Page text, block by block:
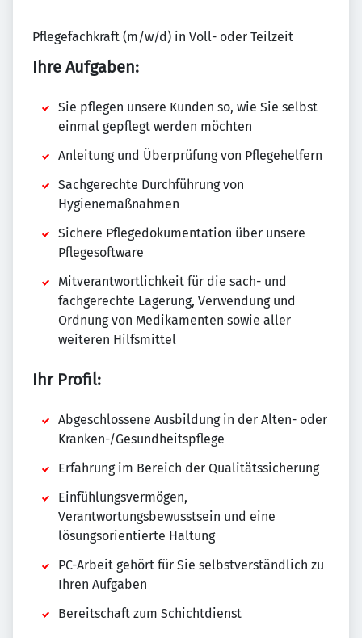
Pflegefachkraft (m/w/d) in Voll- oder Teilzeit
Ihre Aufgaben:
Sie pflegen unsere Kunden so, wie Sie selbst
einmal gepflegt werden möchten
Anleitung und Überprüfung von Pflegehelfern
Sachgerechte Durchführung von
Hygienemaßnahmen
Sichere Pflegedokumentation über unsere
Pflegesoftware
Mitverantwortlichkeit für die sach- und
fachgerechte Lagerung, Verwendung und
Ordnung von Medikamenten sowie aller
weiteren Hilfsmittel
Ihr Profil:
Abgeschlossene Ausbildung in der Alten- oder
Kranken-/Gesundheitspflege
Erfahrung im Bereich der Qualitätssicherung
Einfühlungsvermögen,
Verantwortungsbewusstsein und eine
lösungsorientierte Haltung
PC-Arbeit gehört für Sie selbstverständlich zu
Ihren Aufgaben
Bereitschaft zum Schichtdienst